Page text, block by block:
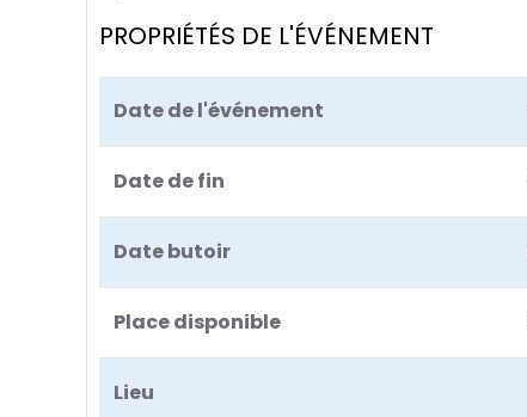
PROPRIÉTÉS DE L'ÉVÉNEMENT
Date de l'événement
Date de fin
Date butoir
Place disponible
Lieu